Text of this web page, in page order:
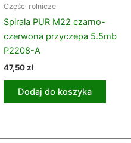
Części rolnicze
Spirala PUR M22 czarno-
czerwona przyczepa 5.5mb
P2208-A
47,50zł
Dodaj do koszyka